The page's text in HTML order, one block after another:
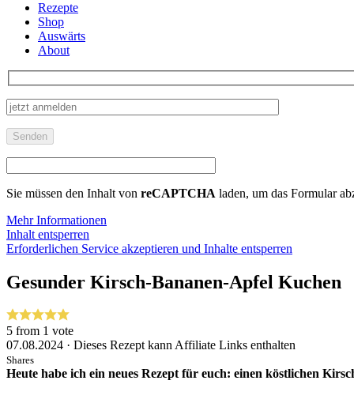
Rezepte
Shop
Auswärts
About
Sie müssen den Inhalt von reCAPTCHA laden, um das Formular
Mehr Informationen
Inhalt entsperren
Erforderlichen Service akzeptieren und Inhalte entsperren
Gesunder Kirsch-Bananen-Apfel Kuchen
5 from 1 vote
07.08.2024 · Dieses Rezept kann Affiliate Links enthalten
Shares
Heute habe ich ein neues Rezept für euch: einen köstlichen